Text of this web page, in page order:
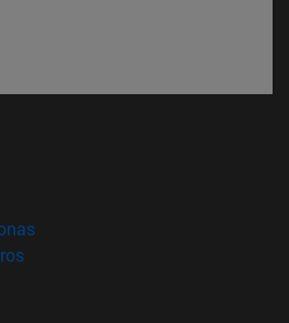
ventana)
(abre en nueva ventana)
(abre en nueva ventana)